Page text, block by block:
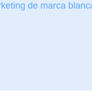
de marca